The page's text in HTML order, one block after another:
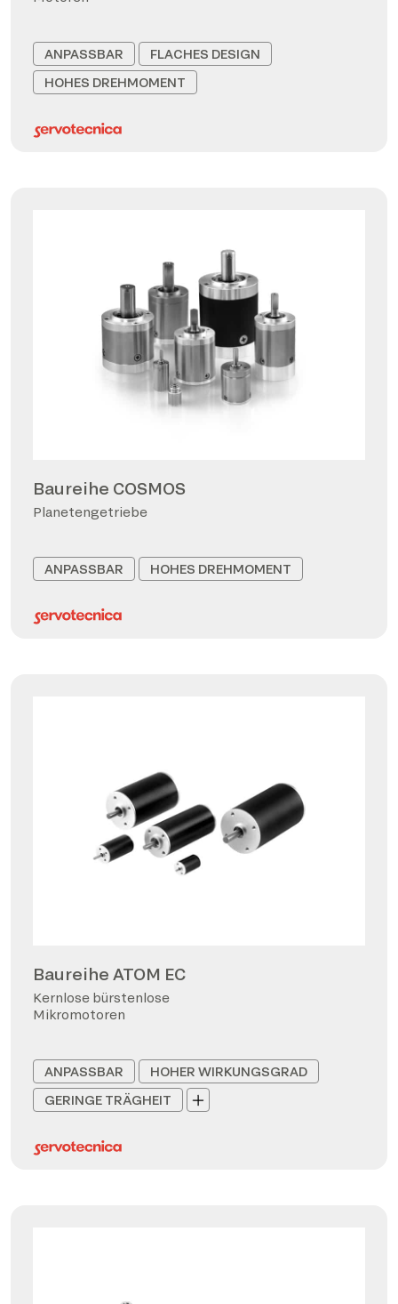
ANPASSBAR
FLACHES DESIGN
HOHES DREHMOMENT
Baureihe COSMOS
Planetengetriebe
ANPASSBAR HOHES DREHMOMENT
Baureihe ATOM EC
Kernlose bürstenlose
Mikromotoren
ANPASSBAR
HOHER WIRKUNGSGRAD
GERINGE TRÄGHEIT